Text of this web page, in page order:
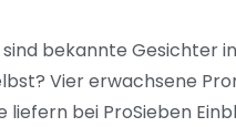
bekannte Gesichter
Vier erwachsene
liefern bei ProSieben